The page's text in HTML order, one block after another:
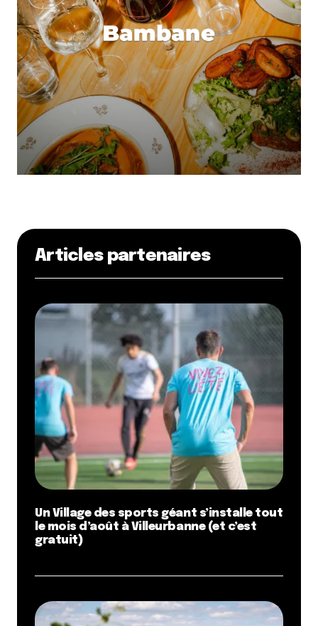
Dis-nous tout*
Enregistrer mon nom, mon e-mail et mon site dans le
Et bim !
Articles partenaires
Un Village des sports géant s’installe tout
le mois d’août à Villeurbanne (et c’est
gratuit)